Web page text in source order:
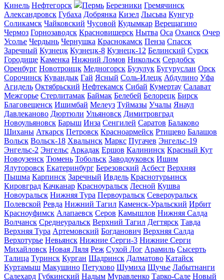
Кинель Нефтегорск Пермь Березники Гремячинск
Александровск Губаха Добрянка Кизел Лысьва Кунгур
Соликамск Чайковский Чусовой Кудымкар Верещагино
Чермоз Горнозаводск Красновишерск Нытва Оса Оханск Очер
Усолье Чердынь Чернушка Краснокамск Пенза Спасск
Заречный Кузнецк Кузнецк-8 Кузнецк-12 Белинский Сурск
Городище Каменка Нижний Ломов Никольск Сердобск
Оренбург Новотроицк Медногорск Бузулук Бугуруслан Орск
Сорочинск Кувандык Гай Ясный Соль-Илецк Абдулино Уфа
Агидель Октябрьский Нефтекамск Сибай Кумертау Салават
Межгорье Стерлитамак Баймак Белебей Белорецк Бирск
Благовещенск Ишимбай Мелеуз Туймазы Учалы Янаул
Давлеканово Дюртюли Ульяновск Димитровград
Новоульяновск Барыш Инза Сенгилей Саратов Балаково
Шиханы Аткарск Петровск Красноармейск Ртищево Балашов
Вольск Вольск-18 Хвалынск Маркс Пугачев Энгельс-19
Энгельс-2 Энгельс Аркадак Ершов Калининск Красный Кут
Новоузенск Тюмень Тобольск Заводоуковск Ишим
Ялуторовск Екатеринбург Березовский Асбест Верхняя
Пышма Карпинск Заречный Ивдель Краснотурьинск
Кировград Качканар Красноуральск Лесной Кушва
Новоуральск Нижняя Тура Первоуральск Североуральск
Полевской Ревда Нижний Тагил Каменск-Уральский Ирбит
Красноуфимск Алапаевск Серов Камышлов Нижняя Салда
Волчанск Среднеуральск Верхний Тагил Дегтярск Тавда
Верхняя Тура Артемовский Богданович Верхняя Салда
Верхотурье Невьянск Нижние Серги-3 Нижние Серги
Михайловск Новая Ляля Реж Сухой Лог Арамиль Сысерть
Талица Туринск Курган Шадринск Далматово Катайск
Куртамыш Макушино Петухово Шумиха Щучье Лабытнанги
Салехард Губкинский Надым Муравленко Тарко-Сале Новый